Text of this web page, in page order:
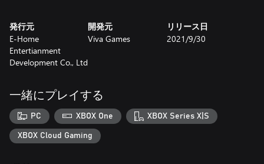
発行元
E-Home
Entertianment
Development Co., Ltd
開発元
Viva Games
リリース日
2021/9/30
一緒にプレイする
PC XBOX One XBOX Series X|S
XBOX Cloud Gaming